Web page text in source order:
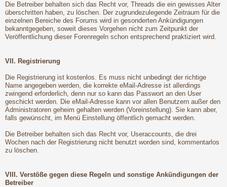
Die Betreiber behalten sich das Recht vor, Threads die ein gewisses Alter
überschritten haben, zu löschen. Der zugrundezulegende Zeitraum für die
einzelnen Bereiche des Forums wird in gesonderten Ankündigungen
bekanntgegeben, soweit dieses Vorgehen nicht zum Zeitpunkt der
Veröffentlichung dieser Forenregeln schon entsprechend praktiziert wird.
VII. Registrierung
Die Registrierung ist kostenlos. Es muss nicht unbedingt der richtige
Name angegeben werden, die korrekte eMail-Adresse ist allerdings
zwingend erforderlich, denn nur so kann das Passwort an den User
geschickt werden. Die eMail-Adresse kann vor allen Benutzern außer den
Administratoren geheim gehalten werden (Voreinstellung). Sie kann aber,
falls gewünscht, im Menü Einstellung öffentlich gemacht werden.
Die Betreiber behalten sich das Recht vor, Useraccounts, die drei
Wochen nach der Registrierung nicht benutzt worden sind, kommentarlos
zu löschen.
VIII. Verstöße gegen diese Regeln und sonstige Ankündigungen der
Betreiber